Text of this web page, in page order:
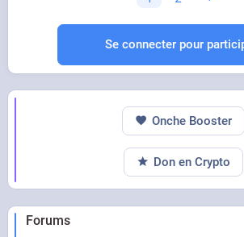
Se connecter pour
Forums
Onche Booster
Don en Crypto